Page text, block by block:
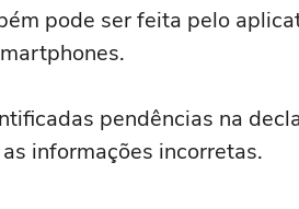
pode ser feita pelo
pendências na
informações incorretas.